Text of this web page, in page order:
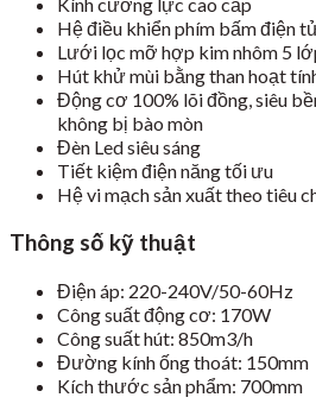
Hệ điều khiển phím bấm điện
Lưới lọc mỡ hợp kim nhôm 5
Hút khử mùi bằng than hoạt
Động cơ 100% lõi đồng, siêu
không bị bào mòn
Đèn Led siêu sáng
Tiết kiệm điện năng tối ưu
Hệ vi mạch sản xuất theo tiêu
Thông số kỹ thuật
Điện áp: 220-240V/50-60Hz
Công suất động cơ: 170W
Công suất hút: 850m3/h
Đường kính ống thoát: 150mm
Kích thước sản phẩm: 700mm